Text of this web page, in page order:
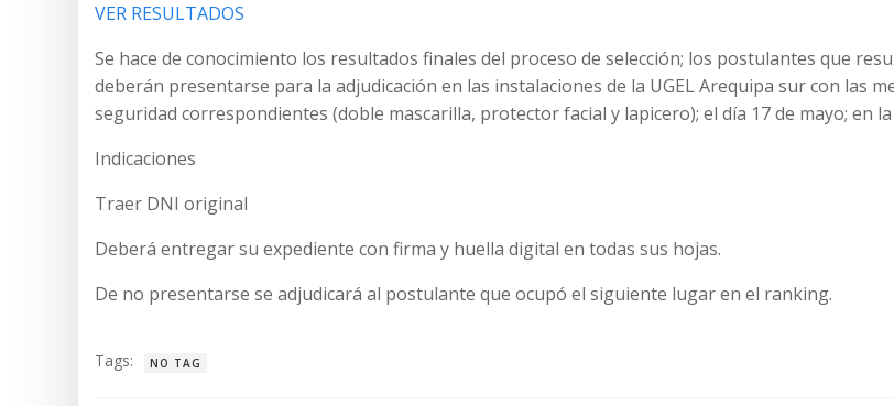
VER RESULTADOS
Se hace de conocimiento los resultados finales del proceso de selección; los postulantes que
deberán presentarse para la adjudicación en las instalaciones de la UGEL Arequipa sur con las
seguridad correspondientes (doble mascarilla, protector facial y lapicero); el día 17 de mayo; en
Indicaciones
Traer DNI original
Deberá entregar su expediente con firma y huella digital en todas sus hojas.
De no presentarse se adjudicará al postulante que ocupó el siguiente lugar en el ranking.
Tags: NO TAG